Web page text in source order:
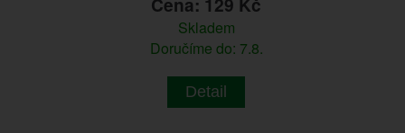
Skladem
Doručíme do: 7.8.
Detail